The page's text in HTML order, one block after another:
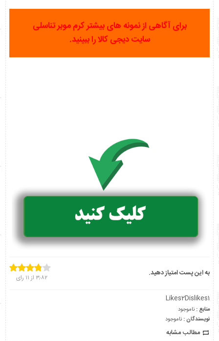
برای آگاهی از نمونه های بیشتر کرم موبر تناسلی
سایت دیجی کالا را ببینید.
به این پست امتیاز دهید. ۳٫۸۲ از۱۱ رای
Likes2Dislikes1
منابع : ناموجود
نویسندگان : ناموجود
مطالب مشابه